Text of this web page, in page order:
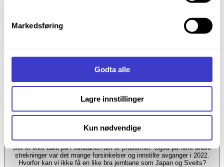
Du kan lese mer om hvordan vi bruker
Markedsføring
Godta alle
Lagre innstillinger
Kun nødvendige
Follobanen er totalentreprise. Men hva innebærer egentlig det?
returstrømanlegget. Hvorfor ble den bestilt når AGJV var
Hva er oppsummeringen i Norconsult sin rapport?
Det er ikke bare på Follobanen det er problemer. Også på flere andre
strekninger var det mange forsinkelser og innstilte avganger i 2022.
Hvorfor kan vi ikke få en like bra jernbane som Japan og Sveits?